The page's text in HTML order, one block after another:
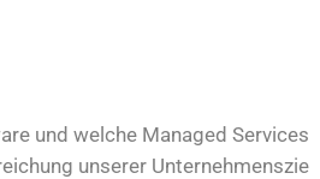
und welche Managed Services
unserer